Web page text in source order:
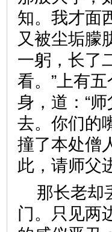
知。我才面
又被尘垢朦
一躬，长了
看。”上有
身，道：“
去。你们的
撞了本处僧
此，请师
那长老却
门。只见两